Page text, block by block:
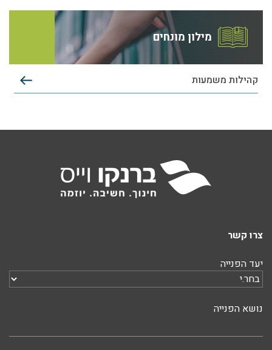
מילון מונחים
קהילות משמעות
צרו קשר
יעד הפנייה
נושא הפנייה